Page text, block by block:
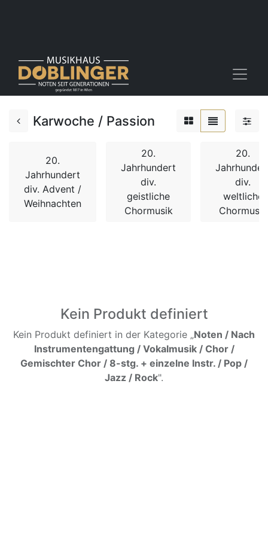
Karwoche / Passion
20.
Jahrhundert
div. Advent /
Weihnachten
20.
Jahrhundert
div.
geistliche
Chormusik
20.
div.
weltliche
Chormusik
Kein Produkt definiert
Kein Produkt definiert in der Kategorie „Noten / Nach
Instrumentengattung / Vokalmusik / Chor /
Gemischter Chor / 8-stg. + einzelne Instr. / Pop /
Jazz / Rock".